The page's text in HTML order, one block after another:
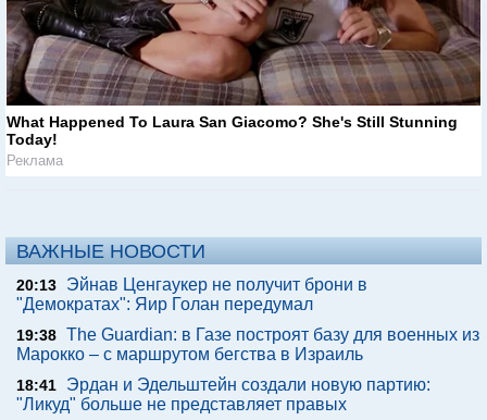
What Happened To Laura San Giacomo? She's Still Stunning
Today!
Реклама
ВАЖНЫЕ НОВОСТИ
20:13
Эйнав Ценгаукер не получит брони в
"Демократах": Яир Голан передумал
19:38 The Guardian: в Газе построят базу для военных из
Марокко – с маршрутом бегства в Израиль
18:41
Эрдан и Эдельштейн создали новую партию:
"Ликуд" больше не представляет правых